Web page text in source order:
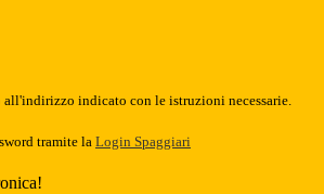
all'indirizzo indicato con le istruzioni necessarie.
tramite la Login Spaggiari